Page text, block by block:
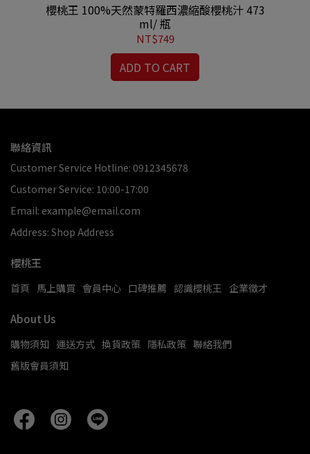
櫻桃王 100%天然蒙特羅西濃縮酸櫻桃汁 473
ml/ 瓶
NT$749
ADD TO CART
聯絡資訊
Customer Service Hotline: 0912345678
Customer Service: 10:00-17:00
Email: example@email.com
Address: Shop Address
櫻桃王
首頁 馬上購買 會員中心 口碑推薦 認識櫻桃王 企業徵才
About Us
購物須知 運送方式 換貨政策 隱私政策 聯絡我們
舊版會員須知